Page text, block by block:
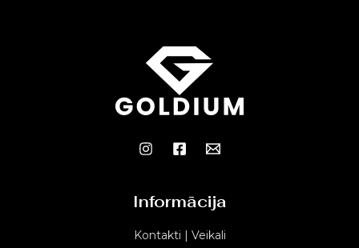
Informācija
Kontakti | Veikali